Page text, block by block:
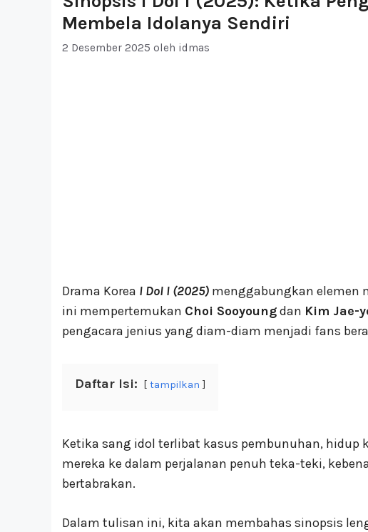
Membela Idolanya Sendiri
2 Desember 2025 oleh idmas
Drama Korea I Dol I (2025) menggabungkan elemen
ini mempertemukan Choi Sooyoungdan Kim Jae-
pengacara jenius yang diam-diam menjadi fans
Daftar Isi: tampilkan
Ketika sang idol terlibat kasus pembunuhan, hidup
mereka ke dalam perjalanan penuh teka-teki,
bertabrakan.
Dalam tulisan ini, kita akan membahas sinopsis